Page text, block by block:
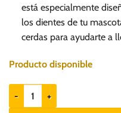
está especialmente
los dientes de tu
cerdas para ayudarte a
Producto disponible
Beaphar Pack Dental para